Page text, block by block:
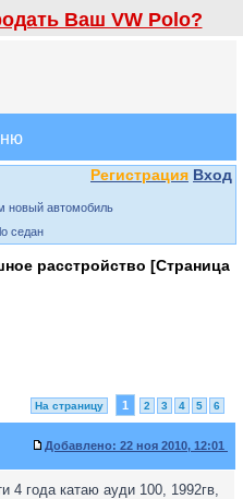
Ваш VW Polo?
Регистрация Вход
новый автомобиль
седан
расстройство [Страница
На страницу 1 2 3 4 5 6
Добавлено: 22 ноя 2010, 12:01
4 года катаю ауди 100, 1992гв,